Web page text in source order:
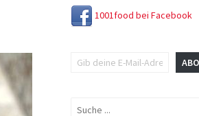
1001food bei Facebook
Suchen